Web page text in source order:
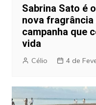
Sabrina Sato é
nova fragrância
campanha que
vida
Célio 4 de